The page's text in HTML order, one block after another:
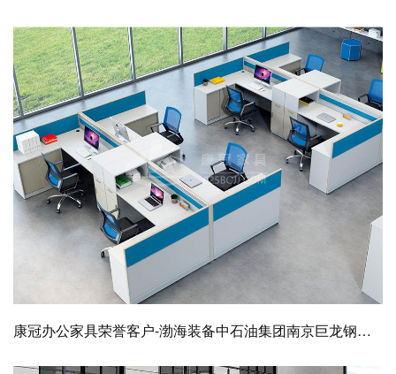
康冠办公家具荣誉客户-渤海装备中石油集团南京巨龙钢管公司